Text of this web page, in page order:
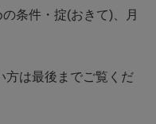
条件・掟(おきて)、月
方は最後までご覧くだ